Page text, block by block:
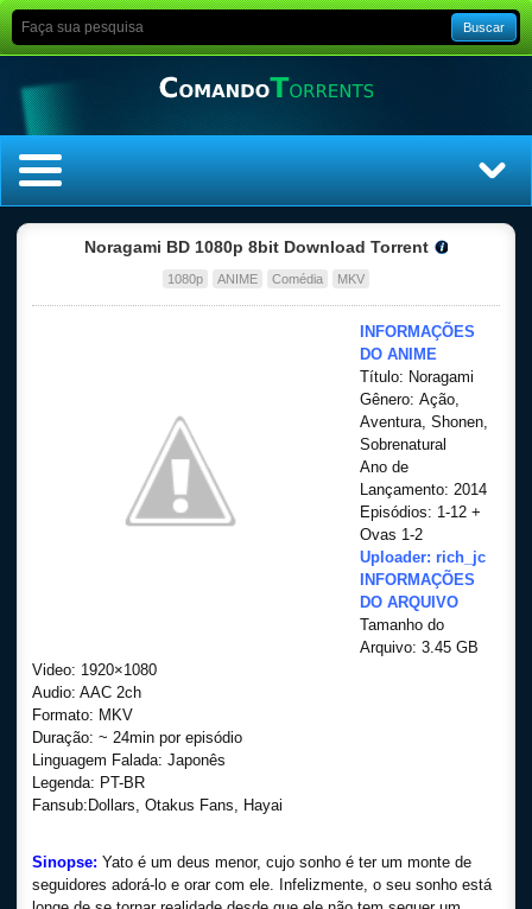
Buscar
Top Filmes
Noragami BD 1080p 8bit Download Torrent
1080p ANIME Comédia MKV
INFORMAÇÕES
DO ANIME
Título: Noragami
Gênero: Ação,
Aventura, Shonen,
Sobrenatural
Ano de
Lançamento: 2014
Episódios: 1-12 +
Ovas 1-2
Uploader: rich_jc
INFORMAÇÕES
DO ARQUIVO
Tamanho do
Arquivo: 3.45 GB
Video: 1920×1080
Audio: AAC 2ch
Formato: MKV
Duração: ~ 24min por episódio
Linguagem Falada: Japonês
Legenda: PT-BR
Fansub:Dollars, Otakus Fans, Hayai
Sinopse: Yato é um deus menor, cujo sonho é ter um monte de
seguidores adorá-lo e orar com ele. Infelizmente, o seu sonho está